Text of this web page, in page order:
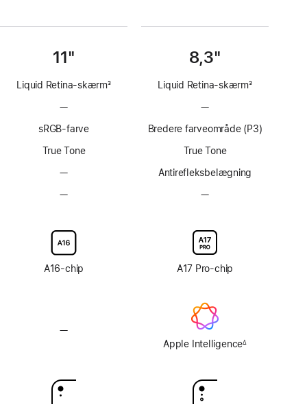
11"
Liquid Retina-skærm3
—Uden
teknologi
sRGB-farve
True Tone
—Ingen
—Skærmglas
kan
ikke
tilvælges
A16-chip
—Uden
8,3"
Liquid Retina-skærm3
—Uden
teknologi
Bredere farveområde (P3)
True Tone
Antirefleksbelægning
—Skærmglas
kan
ikke
tilvælges
A17 Pro-chip
Apple Intelligence∆